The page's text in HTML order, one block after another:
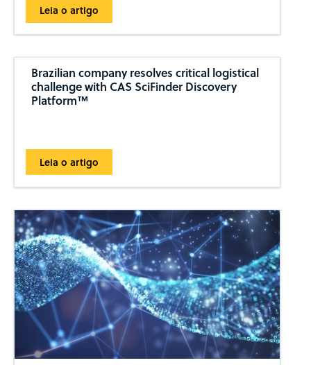
Leia o artigo
Brazilian company resolves critical logistical
challenge with CAS SciFinder Discovery
Platform™
Leia o artigo